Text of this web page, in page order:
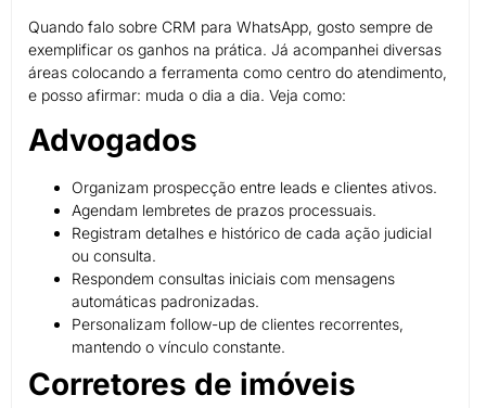
Quando falo sobre CRM para WhatsApp, gosto sempre de
exemplificar os ganhos na prática. Já acompanhei diversas
áreas colocando a ferramenta como centro do atendimento,
e posso afirmar: muda o dia a dia. Veja como:
Advogados
Organizam prospecção entre leads e clientes ativos.
Agendam lembretes de prazos processuais.
Registram detalhes e histórico de cada ação judicial
ou consulta.
Respondem consultas iniciais com mensagens
automáticas padronizadas.
Personalizam follow-up de clientes recorrentes,
mantendo o vínculo constante.
Corretores de imóveis